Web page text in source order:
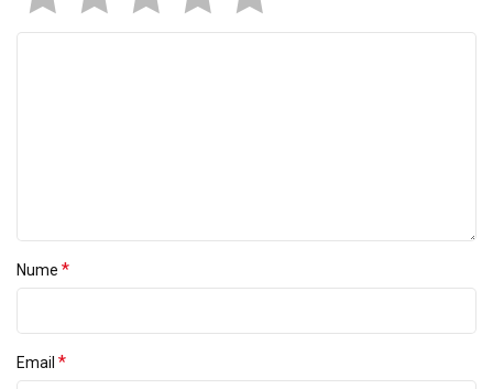
Nume *
Email *